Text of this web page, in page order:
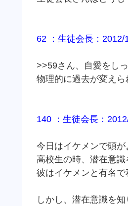
62 ：生徒会長：
>>59さん、自愛をし
物理的に過去が変えら
140 ：生徒会長：
今日はイケメンで頭が
高校生の時、潜在意識
彼はイケメンと有名で
しかし、潜在意識を